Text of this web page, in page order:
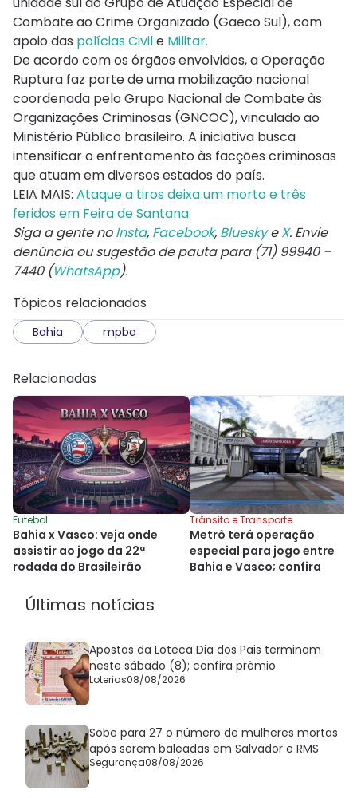
Combate ao Crime Organizado (Gaeco Sul), com
apoio das polícias Civile Militar.
De acordo com os órgãos envolvidos, a Operação
Ruptura faz parte de uma mobilização nacional
coordenada pelo Grupo Nacional de Combate às
Organizações Criminosas (GNCOC), vinculado ao
Ministério Público brasileiro. A iniciativa busca
intensificar o enfrentamento às facções criminosas
que atuam em diversos estados do país.
LEIA MAIS: Ataque a tiros deixa um morto e três
feridos em Feira de Santana
Siga a gente noInsta, Facebook, BlueskyeX. Envie
denúncia ou sugestão de pauta para (71) 99940 –
7440 (WhatsApp).
Tópicos relacionados
Bahia mpba
Relacionadas
Futebol
Bahia x Vasco: veja onde
assistir ao jogo da 22ª
rodada do Brasileirão
Trânsito e Transporte
Metrô terá operação
especial para jogo entre
Bahia e Vasco; confira
Últimas notícias
Apostas da Loteca Dia dos Pais terminam
neste sábado (8); confira prêmio
Loterias08/08/2026
Sobe para 27 o número de mulheres mortas
após serem baleadas em Salvador e RMS
Segurança08/08/2026